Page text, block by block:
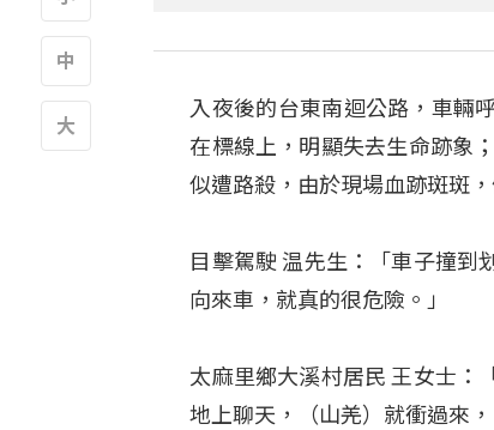
入夜後的台東南迴公路，車輛
在標線上，明顯失去生命跡象
似遭路殺，由於現場血跡斑斑
目擊駕駛 温先生：「車子撞到
向來車，就真的很危險。」
太麻里鄉大溪村居民 王女士：
地上聊天，（山羌）就衝過來